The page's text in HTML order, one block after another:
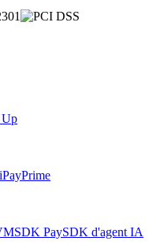
PayPrime
SDK PaySDK d'agent IA